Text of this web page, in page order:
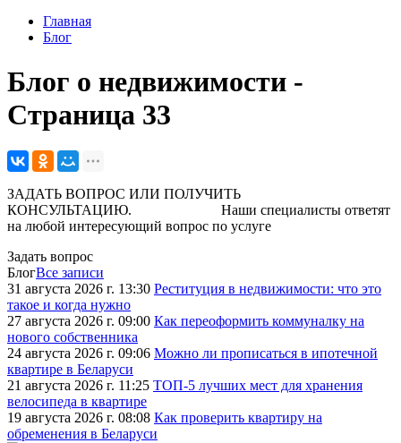
Главная
Блог
Блог о недвижимости -
Страница 33
ЗАДАТЬ ВОПРОС ИЛИ ПОЛУЧИТЬ
КОНСУЛЬТАЦИЮ. Наши специалисты ответят
на любой интересующий вопрос по услуге
Задать вопрос
БлогВсе записи
31 августа 2026 г. 13:30 Реституция в недвижимости: что это
такое и когда нужно
27 августа 2026 г. 09:00 Как переоформить коммуналку на
нового собственника
24 августа 2026 г. 09:06 Можно ли прописаться в ипотечной
квартире в Беларуси
21 августа 2026 г. 11:25 ТОП-5 лучших мест для хранения
велосипеда в квартире
19 августа 2026 г. 08:08 Как проверить квартиру на
обременения в Беларуси